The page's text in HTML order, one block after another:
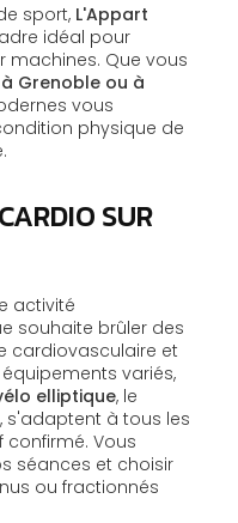
sport, L'Appart
idéal pour
machines. Que vous
Grenoble ou à
vous
physique de
CARDIO SUR
activité
souhaite brûler des
cardiovasculaire et
variés,
elliptique, le
, s'adaptent à tous les
confirmé. Vous
séances et choisir
ou fractionnés